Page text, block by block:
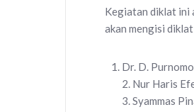
Kegiatan diklat ini
akan mengisi
Dr. D.
2. Nur Haris
3. Syammas